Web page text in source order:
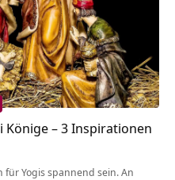
Könige – 3 Inspirationen
Yogis spannend sein. An